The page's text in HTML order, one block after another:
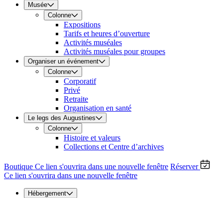
Musée
Colonne
Expositions
Tarifs et heures d’ouverture
Activités muséales
Activités muséales pour groupes
Organiser un événement
Colonne
Corporatif
Privé
Retraite
Organisation en santé
Le legs des Augustines
Colonne
Histoire et valeurs
Collections et Centre d’archives
Boutique Ce lien s'ouvrira dans une nouvelle fenêtre Réserver
Ce lien s'ouvrira dans une nouvelle fenêtre
Hébergement